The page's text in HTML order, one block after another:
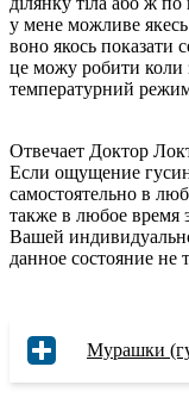
у мене можливе
воно якось показати
це можу робити коли
температурний
Отвечает Доктор
Если ощущение
самостоятельно в
также в любое время
Вашей
данное состояние не
Мурашки